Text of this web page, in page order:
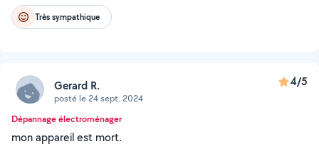
Très sympathique
Gerard R.
posté le 24 sept. 2024
4/5
Dépannage électroménager
mon appareil est mort.